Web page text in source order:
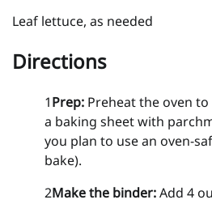
Leaf lettuce, as needed
Directions
1Prep: Preheat the oven to
a baking sheet with
you plan to use an oven-
bake).
2Make the binder:Add 4